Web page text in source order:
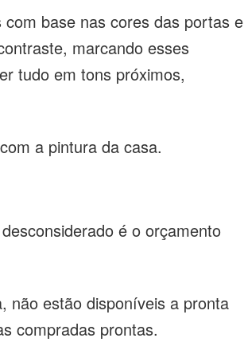
base nas cores das portas e
marcando esses
tudo em tons próximos,
a pintura da casa.
é o orçamento
não estão disponíveis a pronta
compradas prontas.